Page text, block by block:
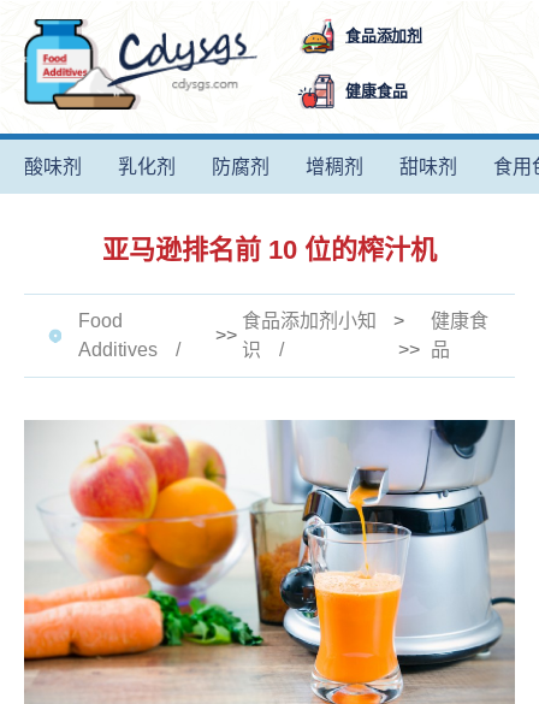
食品添加剂
健康食品
酸味剂 乳化剂 防腐剂 增稠剂 甜味剂 食用
亚马逊排名前 10 位的榨汁机
Food
Additives
>>
食品添加剂小知
识
>
>>
健康食
品